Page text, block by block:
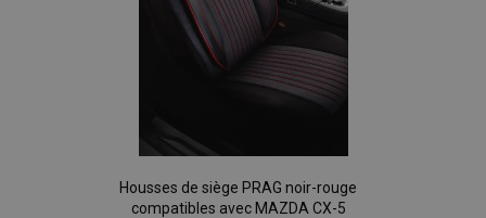
Housses de siège PRAG noir-rouge
compatibles avec MAZDA CX-5